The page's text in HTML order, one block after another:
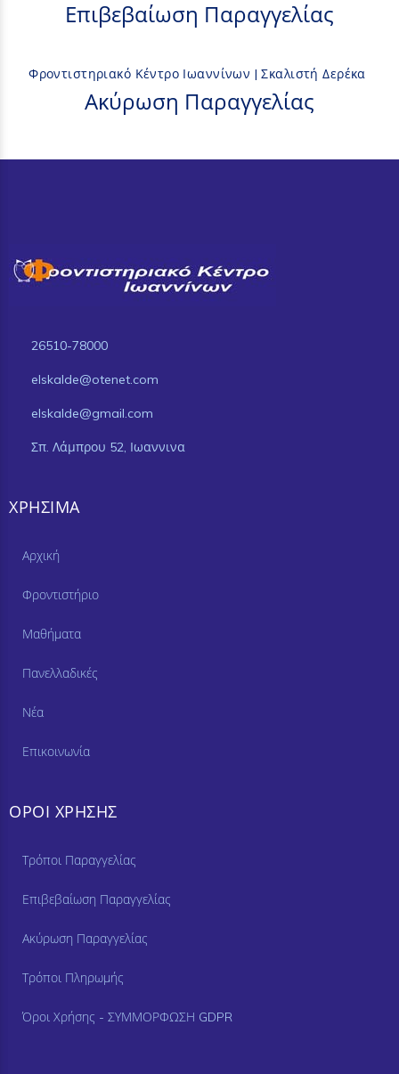
Επιβεβαίωση Παραγγελίας
Φροντιστηριακό Κέντρο Ιωαννίνων | Σκαλιστή Δερέκα
Ακύρωση Παραγγελίας
26510-78000
elskalde@otenet.com
elskalde@gmail.com
Σπ. Λάμπρου 52, Ιωαννινα
ΧΡΉΣΙΜΑ
Αρχική
Φροντιστήριο
Μαθήματα
Πανελλαδικές
Νέα
Επικοινωνία
ΟΡΟΙ ΧΡΗΣΗΣ
Τρόποι Παραγγελίας
Επιβεβαίωση Παραγγελίας
Ακύρωση Παραγγελίας
Τρόποι Πληρωμής
Όροι Χρήσης - ΣΥΜΜΟΡΦΩΣΗ GDPR